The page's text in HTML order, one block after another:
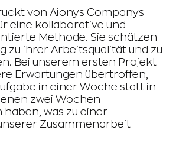
von Aionys Companys
eine kollaborative und
Methode. Sie schätzen
zu ihrer Arbeitsqualität und zu
Bei unserem ersten Projekt
Erwartungen übertroffen,
in einer Woche statt in
zwei Wochen
haben, was zu einer
Zusammenarbeit